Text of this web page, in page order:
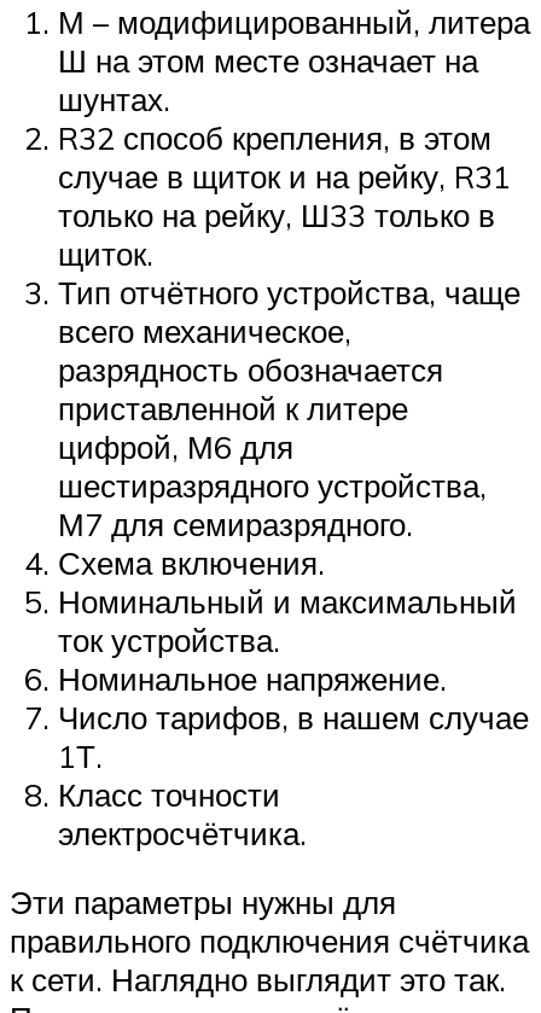
М – модифицированный, литера
Ш на этом месте означает на
шунтах.
R32 способ крепления, в этом
случае в щиток и на рейку, R31
только на рейку, Ш33 только в
щиток.
Тип отчётного устройства, чаще
всего механическое,
разрядность обозначается
приставленной к литере
цифрой, М6 для
шестиразрядного устройства,
М7 для семиразрядного.
Схема включения.
Номинальный и максимальный
ток устройства.
Номинальное напряжение.
Число тарифов, в нашем случае
1Т.
Класс точности
электросчётчика.
Эти параметры нужны для
правильного подключения счётчика
к сети. Наглядно выглядит это так.